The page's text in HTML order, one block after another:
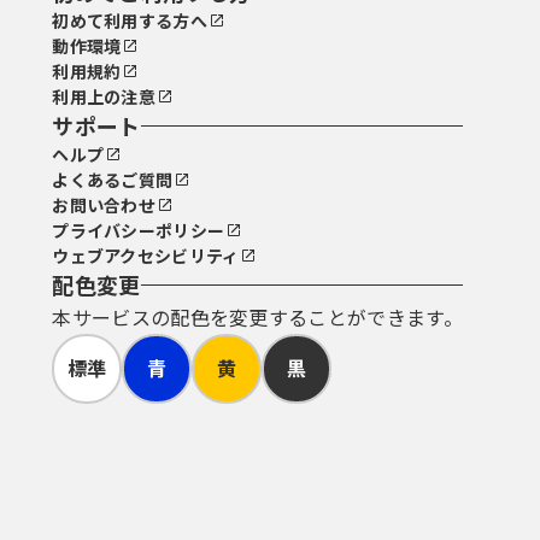
初めて利用する方へ
動作環境
利用規約
利用上の注意
サポート
ヘルプ
よくあるご質問
お問い合わせ
プライバシーポリシー
ウェブアクセシビリティ
配色変更
本サービスの配色を変更することができます。
標準
青 黄 黒